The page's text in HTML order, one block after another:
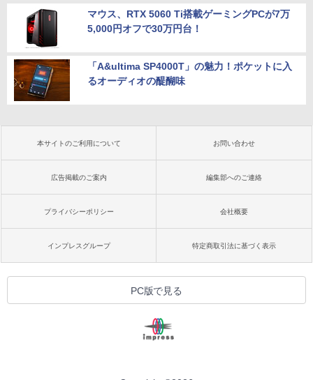
マウス、RTX 5060 Ti搭載ゲーミングPCが7万
5,000円オフで30万円台！
「A&ultima SP4000T」の魅力！ポケットに入
るオーディオの醍醐味
本サイトのご利用について お問い合わせ
広告掲載のご案内 編集部へのご連絡
プライバシーポリシー 会社概要
インプレスグループ 特定商取引法に基づく表示
PC版で見る